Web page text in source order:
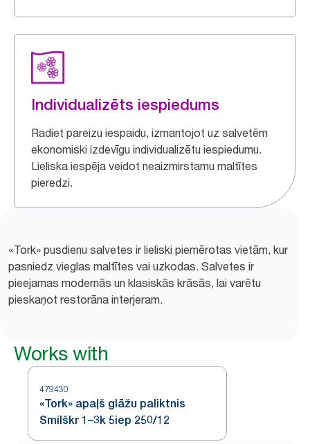
Individualizēts iespiedums
Radiet pareizu iespaidu, izmantojot uz salvetēm
ekonomiski izdevīgu individualizētu iespiedumu.
Lieliska iespēja veidot neaizmirstamu maltītes
pieredzi.
«Tork» pusdienu salvetes ir lieliski piemērotas vietām, kur
pasniedz vieglas maltītes vai uzkodas. Salvetes ir
pieejamas modernās un klasiskās krāsās, lai varētu
pieskaņot restorāna interjeram.
Works with
479430
«Tork» apaļš glāžu paliktnis
Smilškr 1–3k 5iep 250/12